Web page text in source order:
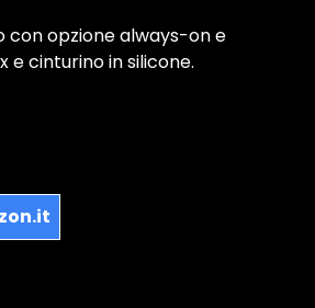
con opzione always-on e
e cinturino in silicone.